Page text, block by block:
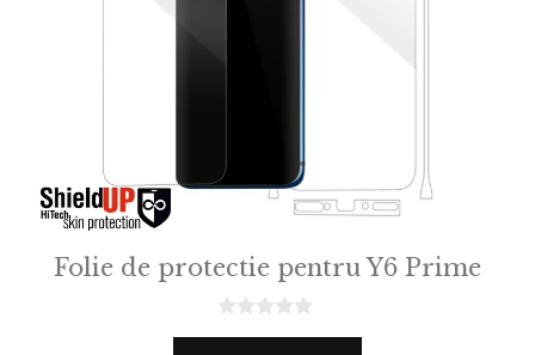
Folie de protectie pentru Y6 Prime
0